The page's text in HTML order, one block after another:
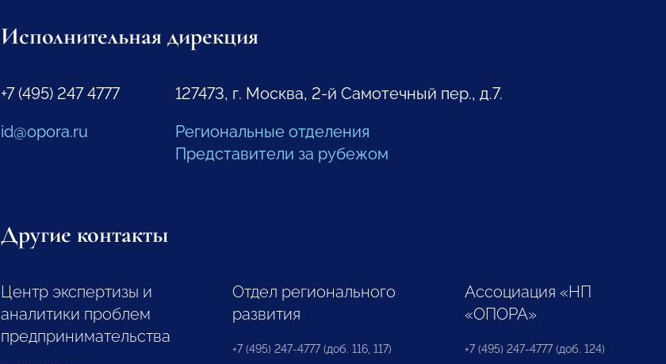
Исполнительная дирекция
+7 (495) 247 4777
id@opora.ru
127473, г. Москва, 2-й Самотечный пер., д.7.
Региональные отделения
Представители за рубежом
Другие контакты
Центр экспертизы и
аналитики проблем
предпринимательства
Отдел регионального
развития
+7 (495) 247-4777 (доб. 116, 117)
Ассоциация «НП
«ОПОРА»
+7 (495) 247-4777 (доб. 124)